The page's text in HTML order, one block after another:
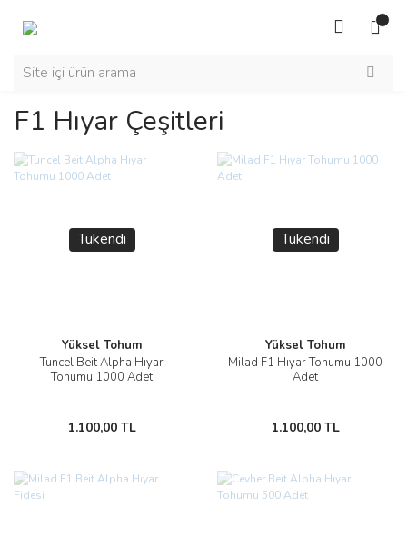
F1 Hıyar Çeşitleri
Tükendi
Yüksel Tohum
Tuncel Beit Alpha Hıyar
Tohumu 1000 Adet
1.100,00 TL
Tükendi
Yüksel Tohum
Milad F1 Hıyar Tohumu 1000
Adet
1.100,00 TL